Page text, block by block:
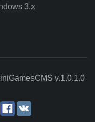
3.x
v.1.0.1.0